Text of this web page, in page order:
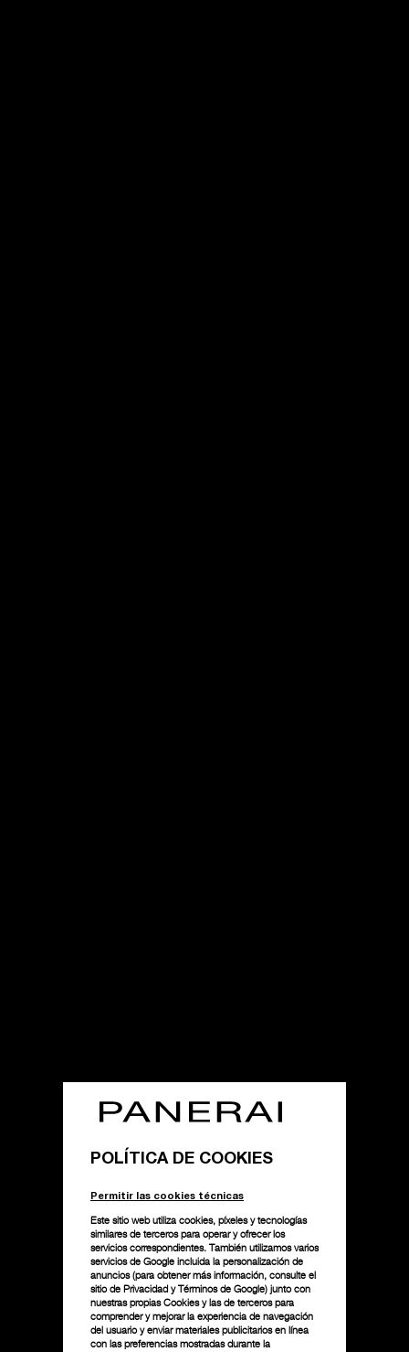
POLÍTICA DE COOKIES
Permitir las cookies técnicas
Este sitio web utiliza cookies, píxeles y tecnologías
similares de terceros para operar y ofrecer los
servicios correspondientes. También utilizamos varios
servicios de Google incluida la personalización de
anuncios (para obtener más información, consulte el
sitio de Privacidad y Términos de Google) junto con
nuestras propias Cookies y las de terceros para
comprender y mejorar la experiencia de navegación
del usuario y enviar materiales publicitarios en línea
con las preferencias mostradas durante la